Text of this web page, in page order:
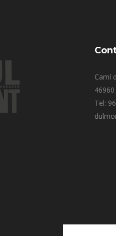
Camí
Tel: